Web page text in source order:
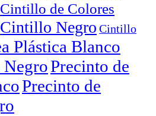
Cintillo de Colores
Cintillo Negro Cintillo
Plástica Blanco
NegroPrecinto de
Precinto de